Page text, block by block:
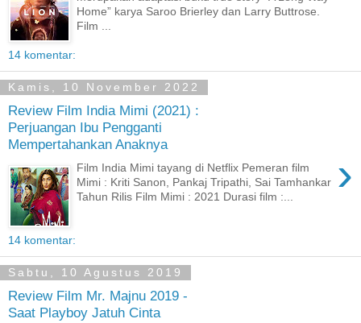
Home” karya Saroo Brierley dan Larry Buttrose.
Film ...
14 komentar:
Kamis, 10 November 2022
Review Film India Mimi (2021) :
Perjuangan Ibu Pengganti
Mempertahankan Anaknya
›
Film India Mimi tayang di Netflix Pemeran film
Mimi : Kriti Sanon, Pankaj Tripathi, Sai Tamhankar
Tahun Rilis Film Mimi : 2021 Durasi film :...
14 komentar:
Sabtu, 10 Agustus 2019
Review Film Mr. Majnu 2019 -
Saat Playboy Jatuh Cinta